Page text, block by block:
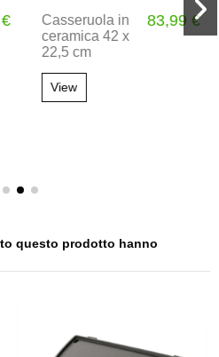
Casseruola in
ceramica 42 x
22,5 cm
83,99 €
View
questo prodotto hanno